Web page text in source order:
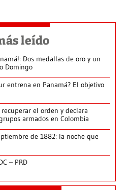
leído
Dos medallas de oro y un
Domingo
entrena en Panamá? El objetivo
el orden y declara
armados en Colombia
de 1882: la noche que
– PRD